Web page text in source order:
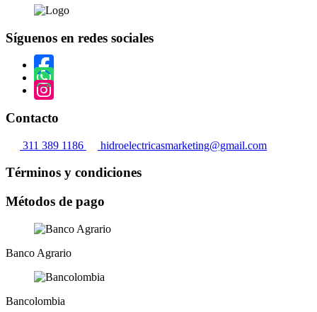
variantes.
de
Síguenos en redes sociales
Contacto
311 389 1186 hidroelectricasmarketing@gmail.com
Términos y condiciones
Métodos de pago
Banco Agrario
Bancolombia